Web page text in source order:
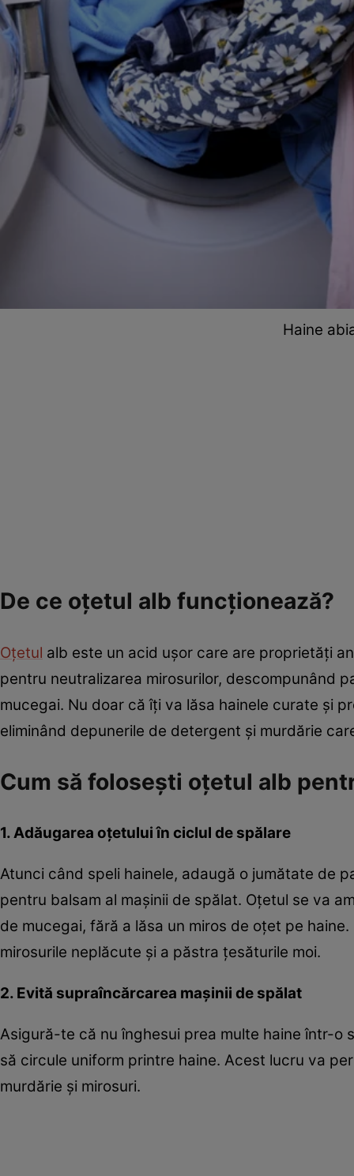
Haine
De ce oțetul alb funcționează?
Oțetul alb este un acid ușor care are proprietăți
pentru neutralizarea mirosurilor, descompunând
mucegai. Nu doar că îți va lăsa hainele curate și
eliminând depunerile de detergent și murdărie
Cum să folosești oțetul alb
1. Adăugarea oțetului în ciclul de spălare
Atunci când speli hainele, adaugă o jumătate de
pentru balsam al mașinii de spălat. Oțetul se va
de mucegai, fără a lăsa un miros de oțet pe
mirosurile neplăcute și a păstra țesăturile moi.
2. Evită supraîncărcarea mașinii de spălat
Asigură-te că nu înghesui prea multe haine într-
să circule uniform printre haine. Acest lucru va
murdărie și mirosuri.